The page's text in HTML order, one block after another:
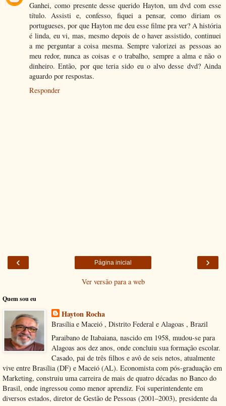
Ganhei, como presente desse querido Hayton, um dvd com esse
título. Assisti e, confesso, fiquei a pensar, como diriam os
portugueses, por que Hayton me deu esse filme pra ver? A história
é linda, eu vi, mas, mesmo depois de o haver assistido, continuei
a me perguntar a coisa mesma. Sempre valorizei as pessoas ao
meu redor, nunca as coisas e o trabalho, sempre a alma e não o
dinheiro. Então, por que teria sido eu o alvo desse dvd? Ainda
aguardo por respostas.
Responder
‹ ›
Página inicial
Ver versão para a web
Quem sou eu
Hayton Rocha
Brasília e Maceió , Distrito Federal e Alagoas , Brazil
Paraibano de Itabaiana, nascido em 1958, mudou-se para
Alagoas aos dez anos, onde concluiu sua formação escolar.
Casado, pai de três filhos e avô de seis netos, atualmente
vive entre Brasília (DF) e Maceió (AL). Economista com pós-graduação em
Marketing, construiu uma carreira de mais de quatro décadas no Banco do
Brasil, onde ingressou como menor aprendiz. Foi superintendente em
diversos estados, diretor de Gestão de Pessoas (2001–2003), presidente da